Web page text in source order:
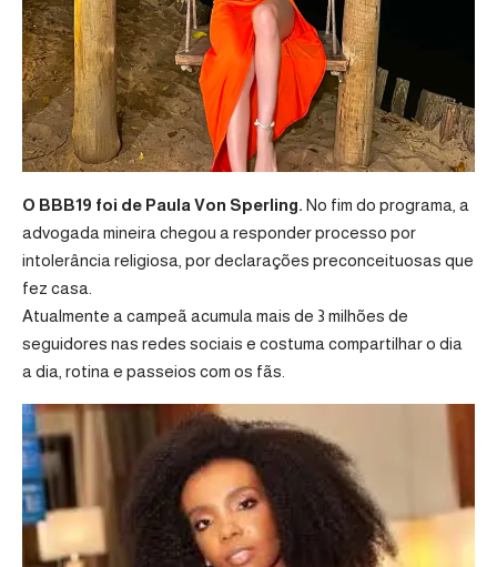
O BBB19 foi de Paula Von Sperling. No fim do programa, a
advogada mineira chegou a responder processo por
intolerância religiosa, por declarações preconceituosas que
fez casa.
Atualmente a campeã acumula mais de 3 milhões de
seguidores nas redes sociais e costuma compartilhar o dia
a dia, rotina e passeios com os fãs.